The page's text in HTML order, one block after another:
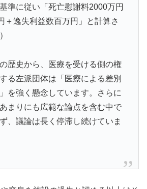
準に従い「死亡慰謝料2000万円
＋逸失利益数百万円」と計算さ
歴史から、医療を受ける側の権
る左派団体は「医療による差別
を強く懸念しています。さらに
まりにも広範な論点を含む中で
、議論は長く停滞し続けていま